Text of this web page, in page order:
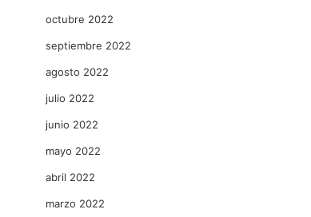
octubre 2022
septiembre 2022
agosto 2022
julio 2022
junio 2022
mayo 2022
abril 2022
marzo 2022